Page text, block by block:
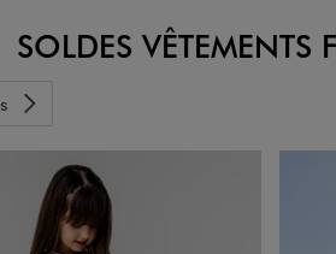
SOLDES VÊTEMENTS